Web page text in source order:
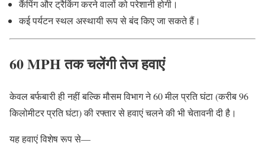
कैंपिंग और ट्रैकिंग करने वालों को परेशानी होगी।
कई पर्यटन स्थल अस्थायी रूप से बंद किए जा सकते हैं।
60 MPH तक चलेंगी तेज हवाएं
केवल बर्फबारी ही नहीं बल्कि मौसम विभाग ने 60 मील प्रति घंटा (करीब 96
किलोमीटर प्रति घंटा) की रफ्तार से हवाएं चलने की भी चेतावनी दी है।
यह हवाएं विशेष रूप से—